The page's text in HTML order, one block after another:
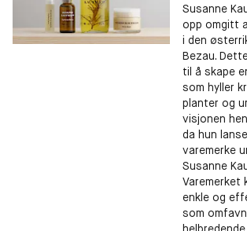
Susanne
opp omgitt
i den
Bezau.
til å skape
som hyller
planter og
visjonen
da hun
varemerke
Susanne
Varemerket
enkle og
som